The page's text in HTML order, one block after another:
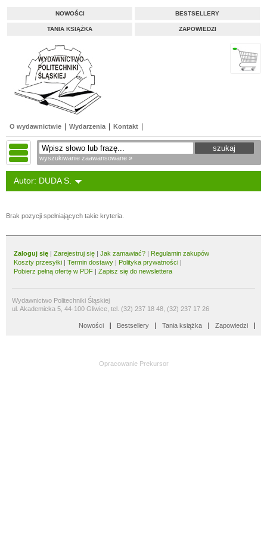
NOWOŚCI BESTSELLERY
TANIA KSIĄŻKA ZAPOWIEDZI
O wydawnictwie Wydarzenia Kontakt
wyszukiwanie zaawansowane »
Autor: DUDA S.
Brak pozycji spełniających takie kryteria.
Zaloguj się | Zarejestruj się | Jak zamawiać? | Regulamin zakupów
Koszty przesyłki | Termin dostawy | Polityka prywatności |
Pobierz pełną ofertę w PDF | Zapisz się do newslettera
Wydawnictwo Politechniki Śląskiej
ul. Akademicka 5, 44-100 Gliwice, tel. (32) 237 18 48, (32) 237 17 26
Nowości Bestsellery Tania książka Zapowiedzi
Opracowanie Prekursor